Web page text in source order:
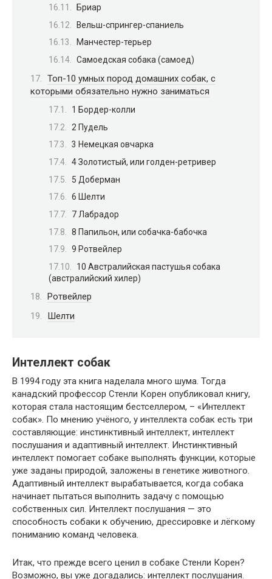
Бриар
Вельш-спрингер-спаниель
Манчестер-терьер
Самоедская собака (самоед)
Топ-10 умных пород домашних собак, с
которыми обязательно нужно заниматься
1 Бордер-колли
2 Пудель
3 Немецкая овчарка
4 Золотистый, или голден-ретривер
5 Доберман
6 Шелти
7 Лабрадор
8 Папильон, или собачка-бабочка
9 Ротвейлер
10 Австралийская пастушья собака
(австралийский хилер)
Ротвейлер
Шелти
Интеллект собак
В 1994 году эта книга наделала много шума. Тогда
канадский профессор Стенли Корен опубликовал книгу,
которая стала настоящим бестселлером, – «Интеллект
собак». По мнению учёного, у интеллекта собак есть три
составляющие: инстинктивный интеллект, интеллект
послушания и адаптивный интеллект. Инстинктивный
интеллект помогает собаке выполнять функции, которые
уже заданы природой, заложены в генетике животного.
Адаптивный интеллект вырабатывается, когда собака
начинает пытаться выполнить задачу с помощью
собственных сил. Интеллект послушания — это
способность собаки к обучению, дрессировке и лёгкому
пониманию команд человека.
Итак, что прежде всего ценил в собаке Стенли Корен?
Возможно, вы уже догадались: интеллект послушания.